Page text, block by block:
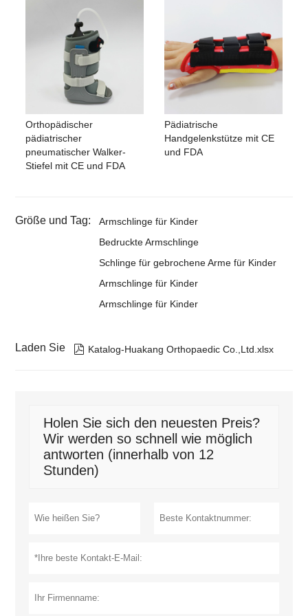
Orthopädischer
pädiatrischer
pneumatischer Walker-
Stiefel mit CE und FDA
Pädiatrische
Handgelenkstütze mit CE
und FDA
Größe und Tag:
Armschlinge für Kinder
Bedruckte Armschlinge
Schlinge für gebrochene Arme für Kinder
Armschlinge für Kinder
Armschlinge für Kinder
Laden Sie  Katalog-Huakang Orthopaedic Co.,Ltd.xlsx
Holen Sie sich den neuesten Preis?
Wir werden so schnell wie möglich
antworten (innerhalb von 12
Stunden)